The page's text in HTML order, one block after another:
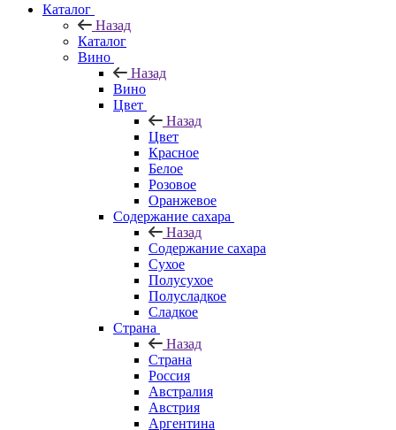
Каталог
Назад
Каталог
Вино
Назад
Вино
Цвет
Назад
Цвет
Красное
Белое
Розовое
Оранжевое
Содержание сахара
Назад
Содержание сахара
Сухое
Полусухое
Полусладкое
Сладкое
Страна
Назад
Страна
Россия
Австралия
Австрия
Аргентина